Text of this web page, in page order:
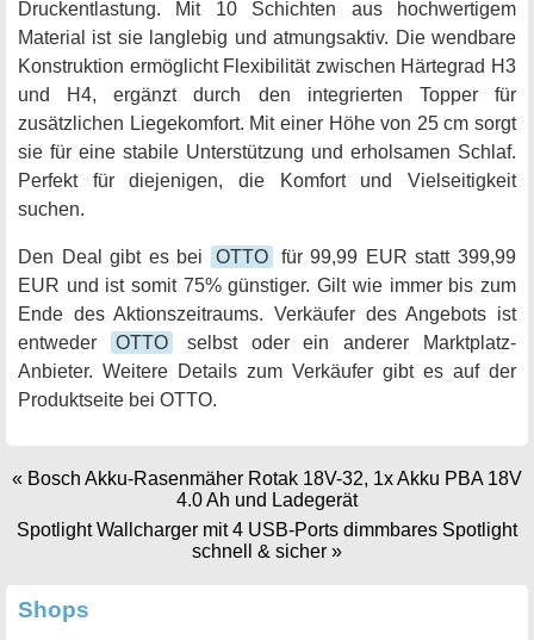
Druckentlastung. Mit 10 Schichten aus hochwertigem
Material ist sie langlebig und atmungsaktiv. Die wendbare
Konstruktion ermöglicht Flexibilität zwischen Härtegrad H3
und H4, ergänzt durch den integrierten Topper für
zusätzlichen Liegekomfort. Mit einer Höhe von 25 cm sorgt
sie für eine stabile Unterstützung und erholsamen Schlaf.
Perfekt für diejenigen, die Komfort und Vielseitigkeit
suchen.
Den Deal gibt es bei OTTO
für 99,99 EUR statt 399,99
EUR und ist somit 75% günstiger. Gilt wie immer bis zum
Ende des Aktionszeitraums. Verkäufer des Angebots ist
entweder
OTTO
selbst oder ein anderer Marktplatz-
Anbieter. Weitere Details zum Verkäufer gibt es auf der
Produktseite bei OTTO.
« Bosch Akku-Rasenmäher Rotak 18V-32, 1x Akku PBA 18V
4.0 Ah und Ladegerät
Spotlight Wallcharger mit 4 USB-Ports dimmbares Spotlight
schnell & sicher »
Shops